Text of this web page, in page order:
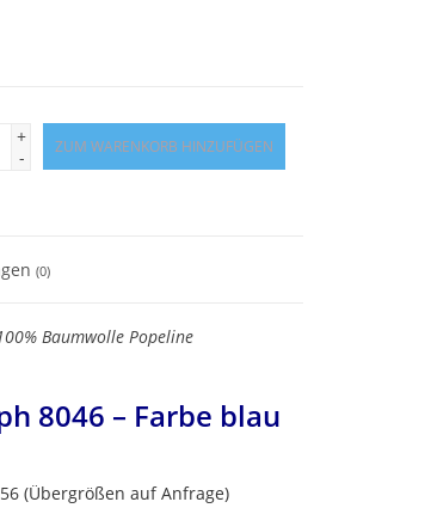
+
-
ZUM WARENKORB HINZUFÜGEN
(0)
Baumwolle Popeline
8046 – Farbe blau
(Übergrößen auf Anfrage)